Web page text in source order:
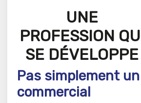
UNE
PROFESSION
SE DÉVELOPPE
Pas simplement un
commercial